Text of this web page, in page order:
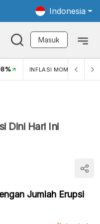
Indonesia
Masuk
INFLASI MOM (MEI)
Dini Hari Ini
Jumlah Erupsi